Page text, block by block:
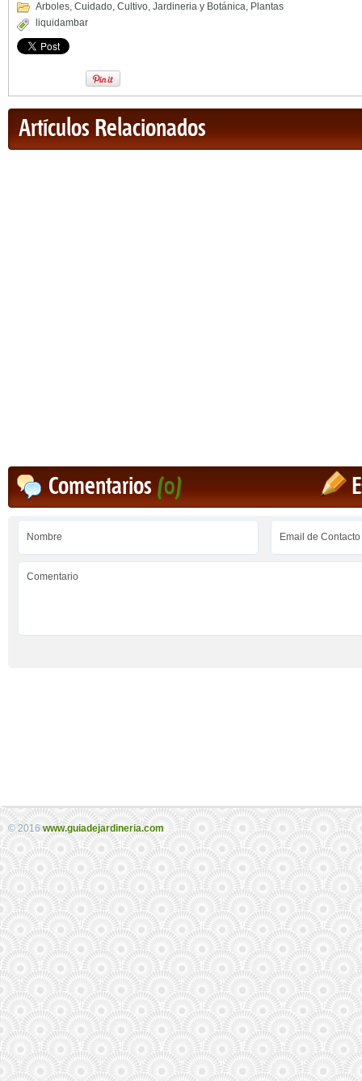
Arboles, Cuidado, Cultivo, Jardineria y Botánica, Plantas
liquidambar
Artículos Relacionados
Comentarios(0)
© 2016 www.guiadejardineria.com